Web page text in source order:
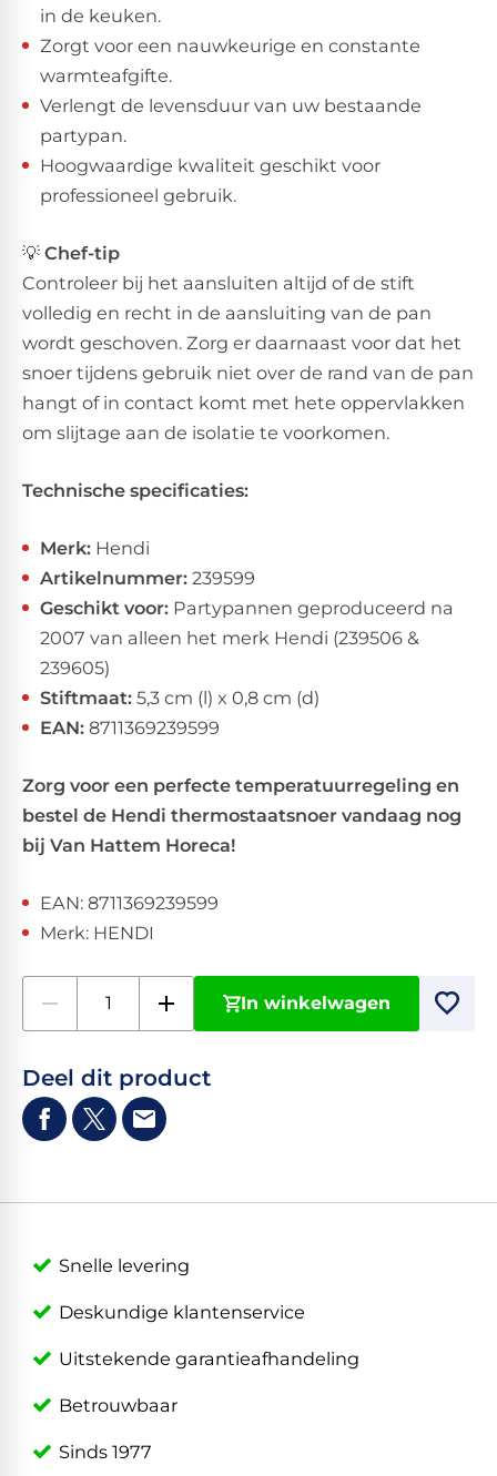
in de keuken.
Zorgt voor een nauwkeurige en constante
warmteafgifte.
Verlengt de levensduur van uw bestaande
partypan.
Hoogwaardige kwaliteit geschikt voor
professioneel gebruik.
💡Chef-tip
Controleer bij het aansluiten altijd of de stift
volledig en recht in de aansluiting van de pan
wordt geschoven. Zorg er daarnaast voor dat het
snoer tijdens gebruik niet over de rand van de pan
hangt of in contact komt met hete oppervlakken
om slijtage aan de isolatie te voorkomen.
Technische specificaties:
Merk: Hendi
Artikelnummer: 239599
Geschikt voor: Partypannen geproduceerd na
2007 van alleen het merk Hendi (239506 &
239605)
Stiftmaat: 5,3 cm (l) x 0,8 cm (d)
EAN: 8711369239599
Zorg voor een perfecte temperatuurregeling en
bestel de Hendi thermostaatsnoer vandaag nog
bij Van Hattem Horeca!
EAN: 8711369239599
Merk: HENDI
In winkelwagen
Deel dit product
Snelle levering
Deskundige klantenservice
Uitstekende garantieafhandeling
Betrouwbaar
Sinds 1977